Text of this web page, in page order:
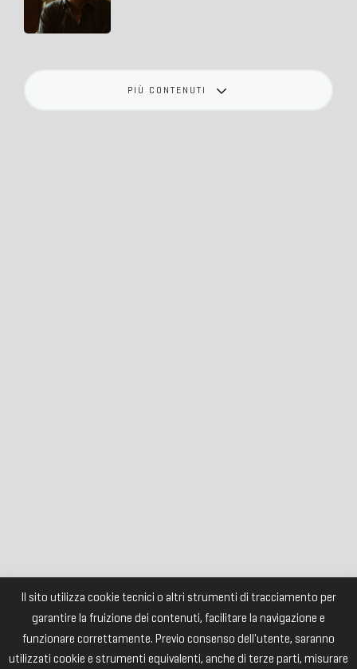
PIÙ CONTENUTI
Il sito utilizza cookie tecnici o altri strumenti di tracciamento per
garantire la fruizione dei contenuti, facilitare la navigazione e
funzionare correttamente. Previo consenso dell'utente, saranno
utilizzati cookie e strumenti equivalenti, anche di terze parti, misurare